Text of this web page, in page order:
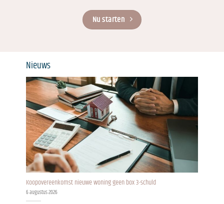
Nu starten
Nieuws
Koopovereenkomst nieuwe woning geen box 3-schuld
6 augustus 2026